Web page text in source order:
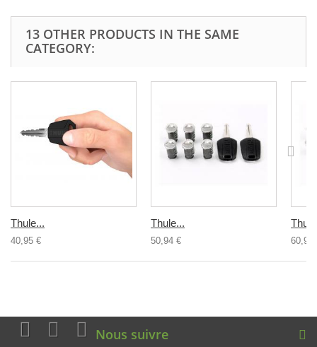
13 OTHER PRODUCTS IN THE SAME
CATEGORY:
Thule...
40,95 €
Thule...
50,94 € 60,95
Nous suivre